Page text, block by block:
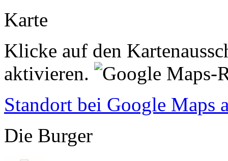
Karte
Klicke auf den
aktivieren.
Standort bei Google Maps
Die Burger